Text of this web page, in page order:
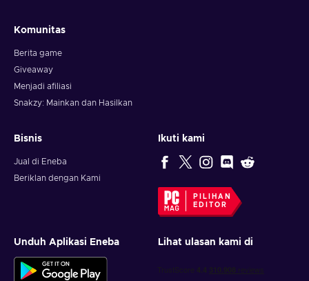
Komunitas
Berita game
Giveaway
Menjadi afiliasi
Snakzy: Mainkan dan Hasilkan
Bisnis
Jual di Eneba
Beriklan dengan Kami
Ikuti kami
PILIHAN
EDITOR
Unduh Aplikasi Eneba Lihat ulasan kami di